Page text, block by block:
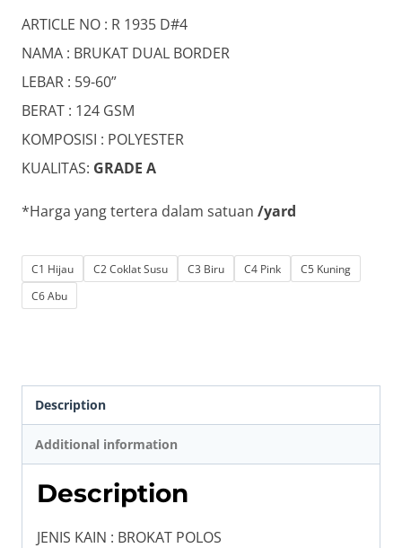
Rp16.000.Rp10.000.
ARTICLE NO : R 1935 D#4
NAMA : BRUKAT DUAL BORDER
LEBAR : 59-60”
BERAT : 124 GSM
KOMPOSISI : POLYESTER
KUALITAS: GRADE A
*Harga yang tertera dalam satuan /yard
C1 Hijau C2 Coklat Susu C3 Biru C4 Pink
C5 Kuning
C6 Abu
Description
Additional information
Description
JENIS KAIN : BROKAT POLOS